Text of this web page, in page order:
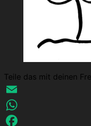
Teile das mit deinen
Email
WhatsApp